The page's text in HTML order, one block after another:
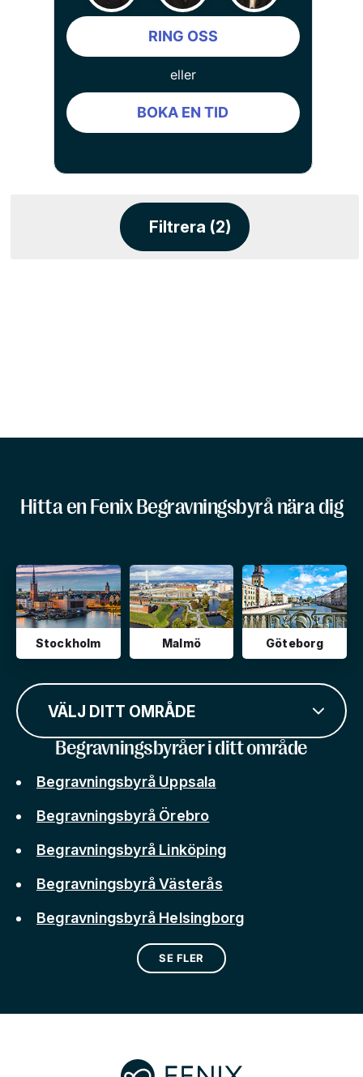
RING OSS
eller
BOKA EN TID
Filtrera (2)
Hitta en Fenix Begravningsbyrå nära dig
Stockholm Malmö Göteborg
VÄLJ DITT OMRÅDE
Begravningsbyråer i ditt område
Begravningsbyrå Uppsala
Begravningsbyrå Örebro
Begravningsbyrå Linköping
Begravningsbyrå Västerås
Begravningsbyrå Helsingborg
SE FLER